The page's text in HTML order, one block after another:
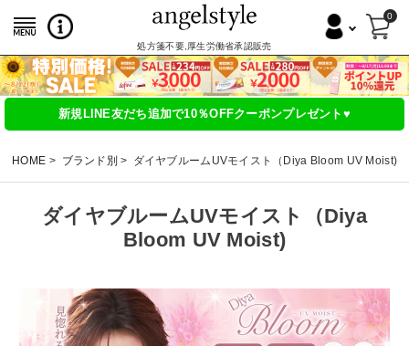
処方箋不要,厚生労働省承認販売
0
新規LINE友だち追加で10％OFFクーポンプレゼント♥
HOME ブランド別 ダイヤブルームUVモイスト（Diya Bloom UV Moist)
ダイヤブルームUVモイスト（Diya
Bloom UV Moist)